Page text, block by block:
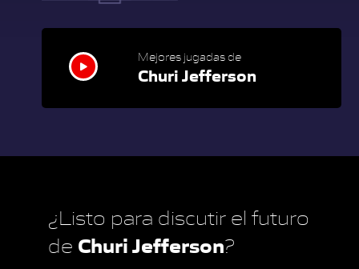
Mejores jugadas de
Churi Jefferson
¿Listo para discutir el futuro
de Churi Jefferson?